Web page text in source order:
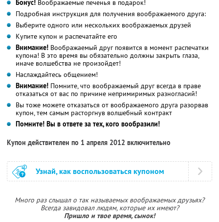
Бонус! Воображаемые печенья в подарок!
Подробная инструкция для получения воображаемого друга:
Выберите одного или нескольких воображаемых друзей
Купите купон и распечатайте его
Внимание! Воображаемый друг появится в момент распечатки
купона! В это время вы обязательно должны закрыть глаза,
иначе волшебства не произойдет!
Наслаждайтесь общением!
Внимание! Помните, что воображаемый друг всегда в праве
отказаться от вас по причине непримиримых разногласий!
Вы тоже можете отказаться от воображаемого друга разорвав
купон, тем самым расторгнув волшебный контракт
Помните! Вы в ответе за тех, кого вообразили!
Купон действителен по 1 апреля 2012 включительно
Узнай, как воспользоваться купоном
Много раз слышал о так называемых воображаемых друзьях?
Всегда завидовал людям, которые их имеют?
Пришло и твое время, сынок!